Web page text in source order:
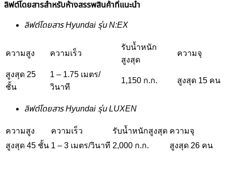
ลิฟต์โดยสารสำหรับห้างสรรพสินค้าที่แนะนำ
ลิฟต์โดยสาร Hyundai รุ่น N:EX
ความสูง ความเร็ว
รับน้ำหนัก
สูงสุด
ความจุ
สูงสุด 25
ชั้น
1 – 1.75 เมตร/
วินาที
1,150 ก.ก. สูงสุด 15 คน
ลิฟต์โดยสาร Hyundai รุ่น LUXEN
ความสูง ความเร็ว รับน้ำหนักสูงสุด ความจุ
สูงสุด 45 ชั้น 1 – 3 เมตร/วินาที 2,000 ก.ก. สูงสุด 26 คน